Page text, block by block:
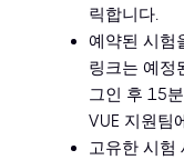
릭합니다.
예약된 시험
링크는 예정
그인 후 15
VUE 지원팀
고유한 시험